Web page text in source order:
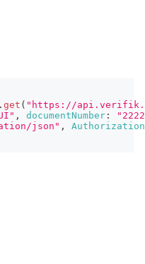
. get ( "https://
, documentNumber :
json" ,
Authorization